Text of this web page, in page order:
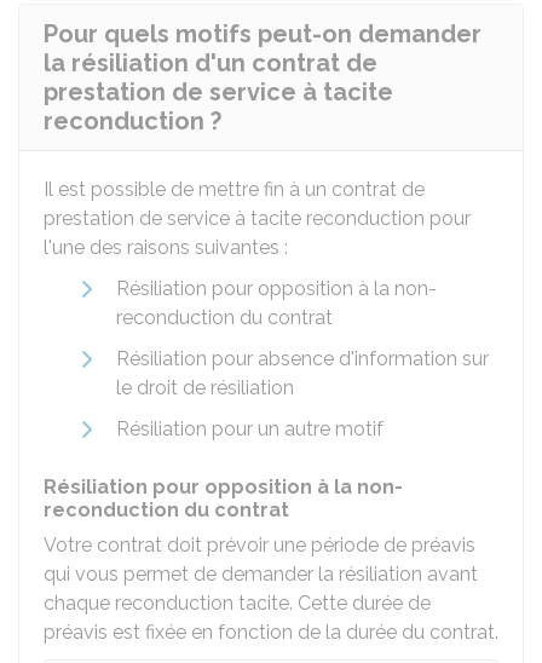
Pour quels motifs peut-on demander
la résiliation d'un contrat de
prestation de service à tacite
reconduction ?
Il est possible de mettre fin à un contrat de
prestation de service à tacite reconduction pour
l'une des raisons suivantes :
Résiliation pour opposition à la non-
reconduction du contrat
Résiliation pour absence d'information sur
le droit de résiliation
Résiliation pour un autre motif
Résiliation pour opposition à la non-
reconduction du contrat
Votre contrat doit prévoir une période de préavis
qui vous permet de demander la résiliation avant
chaque reconduction tacite. Cette durée de
préavis est fixée en fonction de la durée du contrat.